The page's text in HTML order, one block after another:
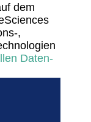
dem
Daten­